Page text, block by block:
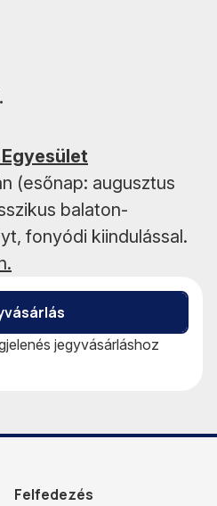
(esőnap: augusztus
balaton-
fonyódi kiindulással.
jegyvásárláshoz
Felfedezés